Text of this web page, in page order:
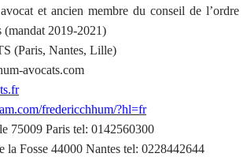
et ancien membre du conseil de l’ordre
(mandat 2019-2021)
(Paris, Nantes, Lille)
avocats.com
fredericchhum/?hl=fr
75009 Paris tel: 0142560300
la Fosse 44000 Nantes tel: 0228442644